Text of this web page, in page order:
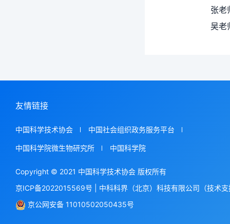
张老师
吴老师
友情链接
中国科学技术协会 中国社会组织政务服务平台
中国科学院微生物研究所 中国科学院
Copyright © 2021 中国科学技术协会 版权所有
京ICP备2022015569号
中科科界（北京）科技有限公司（技术
京公网安备 11010502050435号